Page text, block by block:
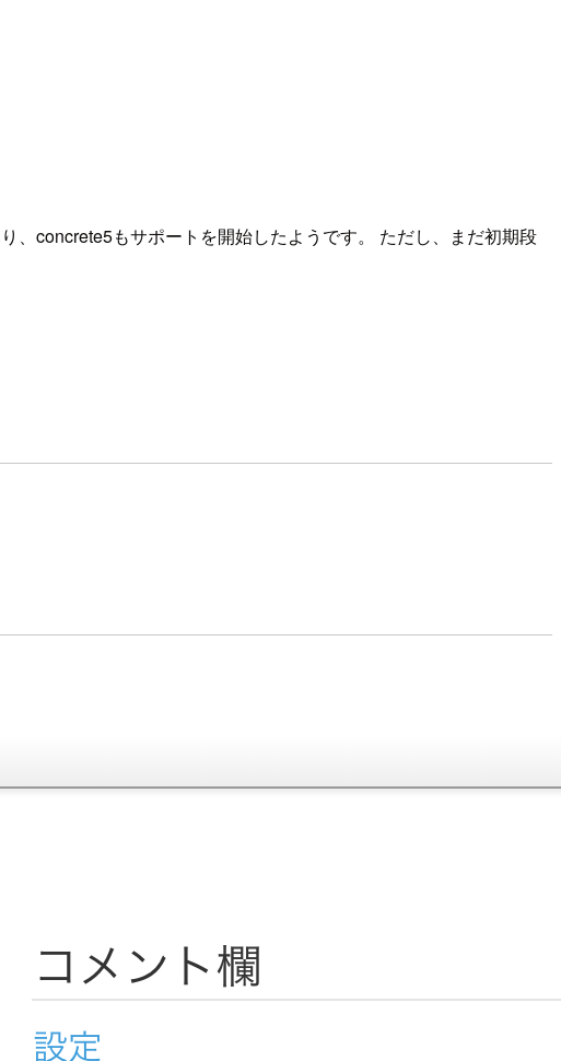
、concrete5もサポートを開始したようです。 ただし、まだ初期段